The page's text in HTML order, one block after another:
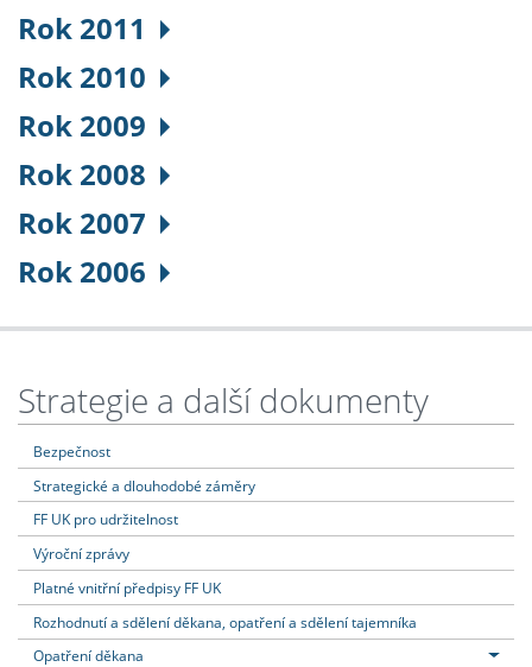
Rok 2011
Rok 2010
Rok 2009
Rok 2008
Rok 2007
Rok 2006
Strategie a další dokumenty
Bezpečnost
Strategické a dlouhodobé záměry
FF UK pro udržitelnost
Výroční zprávy
Platné vnitřní předpisy FF UK
Rozhodnutí a sdělení děkana, opatření a sdělení tajemníka
Opatření děkana